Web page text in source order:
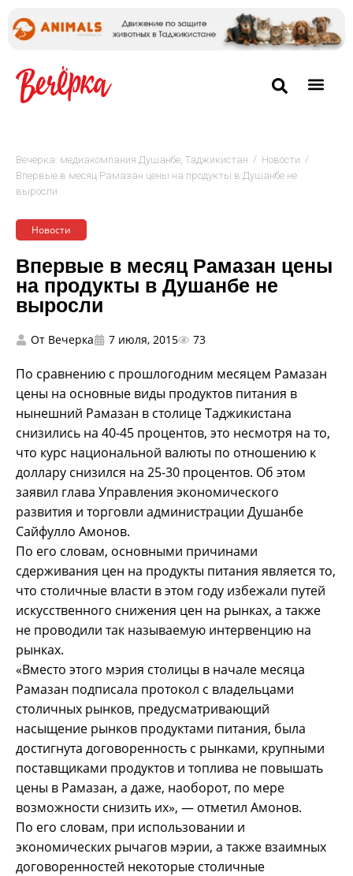
Вечёрка: медиакомпания Душанбе, Таджикистан / Новости /
Впервые в месяц Рамазан цены на продукты в Душанбе не
выросли
Новости
Впервые в месяц Рамазан цены
на продукты в Душанбе не
выросли
От Вечерка 7 июля, 2015 73
По сравнению с прошлогодним месяцем Рамазан
цены на основные виды продуктов питания в
нынешний Рамазан в столице Таджикистана
снизились на 40-45 процентов, это несмотря на то,
что курс национальной валюты по отношению к
доллару снизился на 25-30 процентов. Об этом
заявил глава Управления экономического
развития и торговли администрации Душанбе
Сайфулло Амонов.
По его словам, основными причинами
сдерживания цен на продукты питания является то,
что столичные власти в этом году избежали путей
искусственного снижения цен на рынках, а также
не проводили так называемую интервенцию на
рынках.
«Вместо этого мэрия столицы в начале месяца
Рамазан подписала протокол с владельцами
столичных рынков, предусматривающий
насыщение рынков продуктами питания, была
достигнута договоренность с рынками, крупными
поставщиками продуктов и топлива не повышать
цены в Рамазан, а даже, наоборот, по мере
возможности снизить их», — отметил Амонов.
По его словам, при использовании и
экономических рычагов мэрии, а также взаимных
договоренностей некоторые столичные